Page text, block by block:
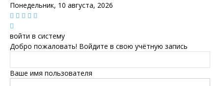
Понедельник, 10 августа, 2026
войти в систему
Добро пожаловать! Войдите в свою учётную запись
Ваше имя пользователя